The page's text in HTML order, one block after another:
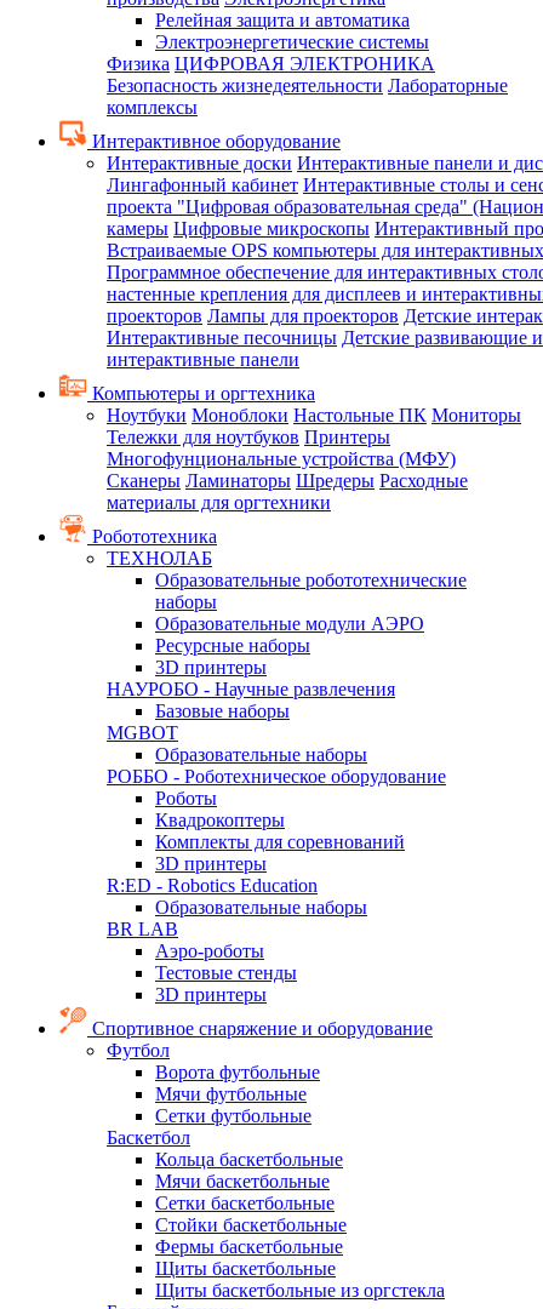
Релейная защита и автоматика
Электроэнергетические системы
Физика ЦИФРОВАЯ ЭЛЕКТРОНИКА
Безопасность жизнедеятельности Лабораторные
комплексы
Интерактивное оборудование
Интерактивные доски Интерактивные панели и
Лингафонный кабинет Интерактивные столы и
проекта "Цифровая образовательная среда"
камеры Цифровые микроскопы Интерактивный
Встраиваемые OPS компьютеры для
Программное обеспечение для интерактивных
настенные крепления для дисплеев и
проекторов Лампы для проекторов Детские
Интерактивные песочницы Детские развивающие
интерактивные панели
Компьютеры и оргтехника
Ноутбуки Моноблоки Настольные ПК Мониторы
Тележки для ноутбуков Принтеры
Многофунциональные устройства (МФУ)
Сканеры Ламинаторы Шредеры Расходные
материалы для оргтехники
Робототехника
ТЕХНОЛАБ
Образовательные робототехнические
наборы
Образовательные модули АЭРО
Ресурсные наборы
3D принтеры
НАУРОБО - Научные развлечения
Базовые наборы
MGBOT
Образовательные наборы
РОББО - Роботехническое оборудование
Роботы
Квадрокоптеры
Комплекты для соревнований
3D принтеры
R:ED - Robotics Education
Образовательные наборы
BR LAB
Аэро-роботы
Тестовые стенды
3D принтеры
Спортивное снаряжение и оборудование
Футбол
Ворота футбольные
Мячи футбольные
Сетки футбольные
Баскетбол
Кольца баскетбольные
Мячи баскетбольные
Сетки баскетбольные
Стойки баскетбольные
Фермы баскетбольные
Щиты баскетбольные
Щиты баскетбольные из оргстекла